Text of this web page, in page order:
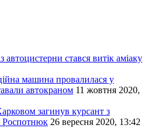
автоцистерни стався витік аміаку
машина провалилася у
автокраном 11 жовтня 2020,
загинув курсант з
26 вересня 2020, 13:42